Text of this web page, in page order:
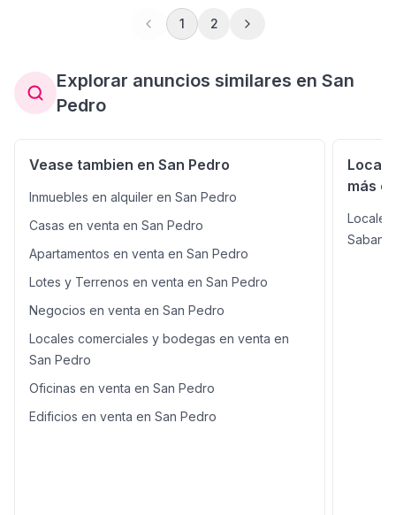
comercial, convirtiéndola en una opción ideal para
marcas, franquicias, clínicas, oficinas corporativas,
rendimiento. Fortalezas clave del inmueble: Ubicación
premium sobre vía principal Alto tránsito diario que
garantiza exposición constante Amplios espacios
económico Excelente potencial de valorización y
mercado y diseñado para inversionistas que buscan
rentabilidad, posicionamiento y plusvalía en una de las
áreas más cotizadas de San José. Contáctanos hoy
mismo y asegura una propiedad comercial con
1 2
Explorar anuncios similares en San
Pedro
Vease tambien en San Pedro
Inmuebles en alquiler en San Pedro
Casas en venta en San Pedro
Apartamentos en venta en San Pedro
Lotes y Terrenos en venta en San Pedro
Negocios en venta en San Pedro
Locales comerciales y bodegas en venta en
San Pedro
Oficinas en venta en San Pedro
Edificios en venta en San Pedro
más